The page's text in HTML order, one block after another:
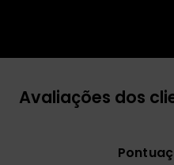
Avaliações dos